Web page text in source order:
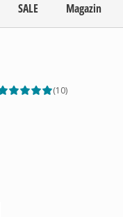
SALE Magazin
(10)